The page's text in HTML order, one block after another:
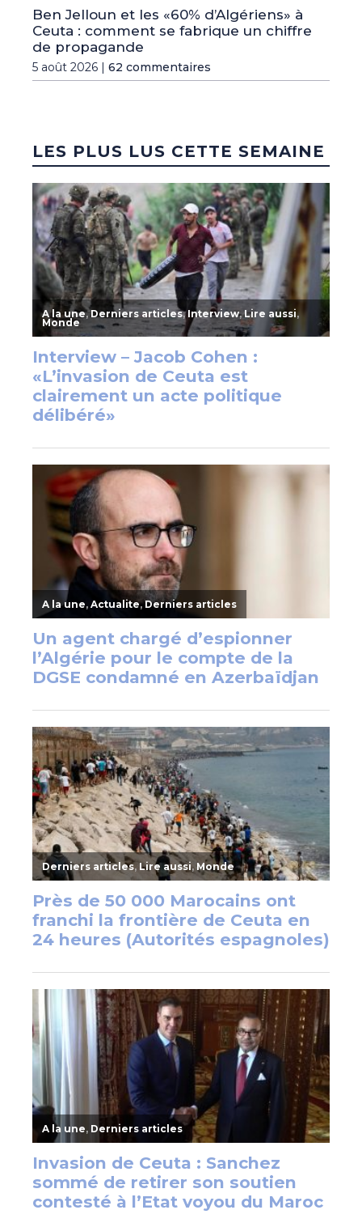
Ben Jelloun et les «60% d’Algériens» à
Ceuta : comment se fabrique un chiffre
de propagande
5 août 2026 | 62 commentaires
LES PLUS LUS CETTE SEMAINE